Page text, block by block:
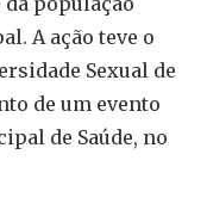
A ação teve o
Sexual de
de um evento
de Saúde, no